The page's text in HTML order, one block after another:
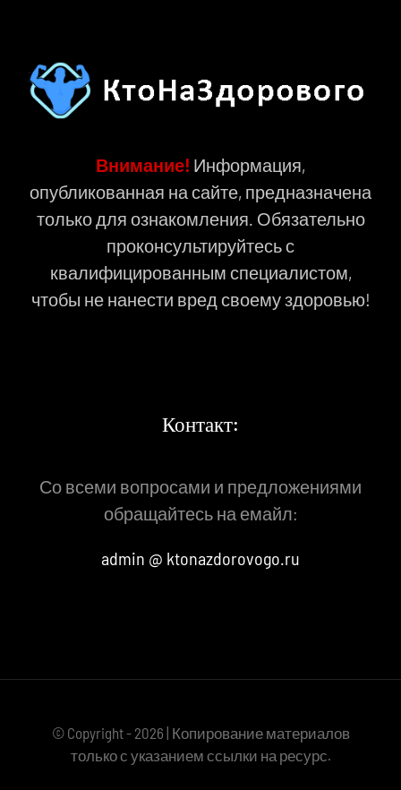
Внимание! Информация,
опубликованная на сайте, предназначена
только для ознакомления. Обязательно
проконсультируйтесь с
квалифицированным специалистом,
чтобы не нанести вред своему здоровью!
Контакт:
Со всеми вопросами и предложениями
обращайтесь на емайл:
admin @ ktonazdorovogo.ru
© Copyright - 2026 | Копирование материалов
только с указанием ссылки на ресурс.